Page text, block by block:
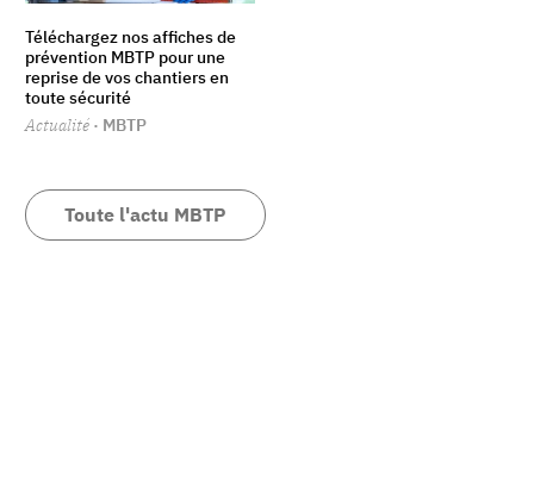
Téléchargez nos affiches de
prévention MBTP pour une
reprise de vos chantiers en
toute sécurité
Actualité · MBTP
Toute l'actu MBTP